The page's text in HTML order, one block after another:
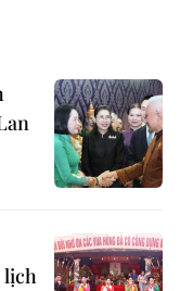
lịch